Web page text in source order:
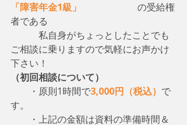
「障害年金1級」
の受給権
者である
私自身がちょっとしたことでも
ご相談に乗りますので気軽にお声かけ
下さい！
（初回相談について）
・原則1時間で3,000円（税込） で
す。
・上記の金額は資料の準備時間＆